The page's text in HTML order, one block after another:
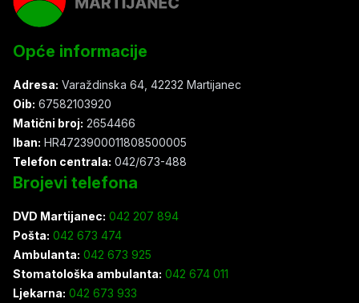
Opće informacije
Adresa: Varaždinska 64, 42232 Martijanec
Oib: 67582103920
Matični broj: 2654466
Iban: HR4723900011808500005
Telefon centrala: 042/673-488
Brojevi telefona
DVD Martijanec: 042 207 894
Pošta: 042 673 474
Ambulanta: 042 673 925
Stomatološka ambulanta: 042 674 011
Ljekarna: 042 673 933